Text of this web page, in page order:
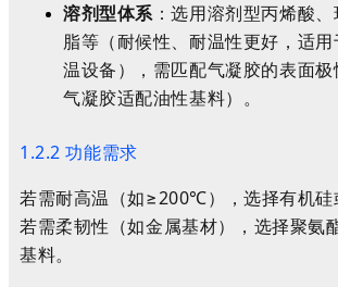
溶剂型体系：选用溶剂型丙烯酸
脂等（耐候性、耐温性更好，适
温设备），需匹配气凝胶的表面
气凝胶适配油性基料）。
1.2.2 功能需求
若需耐高温（如≥200℃），选择有机硅
若需柔韧性（如金属基材），选择聚氨
基料。